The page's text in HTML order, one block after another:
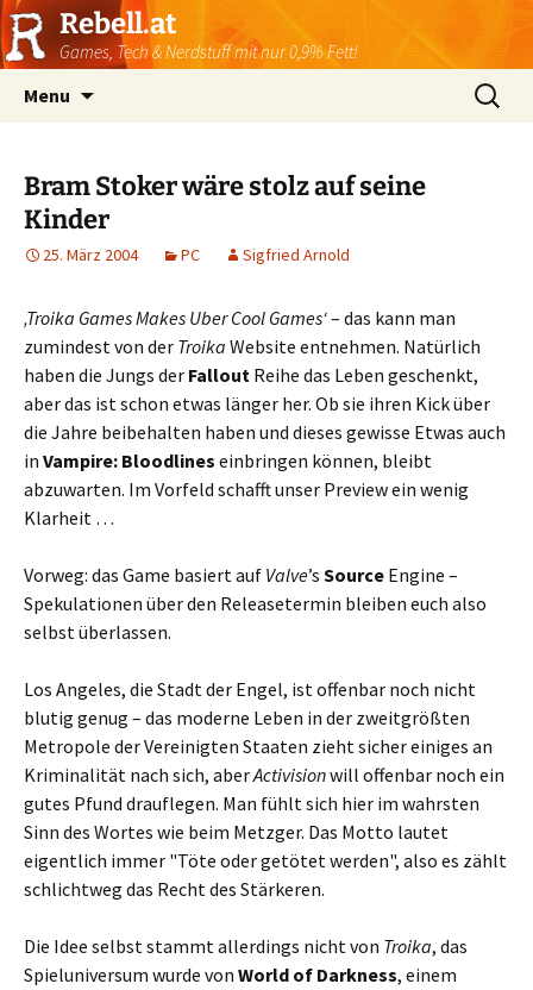
Rebell.at
Games, Tech & Nerdstuff mit nur 0,9% Fett!
Menu
Suchen
nach:
Bram Stoker wäre stolz auf seine
Kinder
25. März 2004 PC Sigfried Arnold
‚Troika Games Makes Uber Cool Games‘– das kann man
zumindest von der Troika Website entnehmen. Natürlich
haben die Jungs der Fallout Reihe das Leben geschenkt,
aber das ist schon etwas länger her. Ob sie ihren Kick über
die Jahre beibehalten haben und dieses gewisse Etwas auch
in Vampire: Bloodlines einbringen können, bleibt
abzuwarten. Im Vorfeld schafft unser Preview ein wenig
Klarheit …
Vorweg: das Game basiert auf Valve’s Source Engine –
Spekulationen über den Releasetermin bleiben euch also
selbst überlassen.
Los Angeles, die Stadt der Engel, ist offenbar noch nicht
blutig genug – das moderne Leben in der zweitgrößten
Metropole der Vereinigten Staaten zieht sicher einiges an
Kriminalität nach sich, aberActivisionwill offenbar noch ein
gutes Pfund drauflegen. Man fühlt sich hier im wahrsten
Sinn des Wortes wie beim Metzger. Das Motto lautet
eigentlich immer "Töte oder getötet werden", also es zählt
schlichtweg das Recht des Stärkeren.
Die Idee selbst stammt allerdings nicht von Troika, das
Spieluniversum wurde von World of Darkness, einem